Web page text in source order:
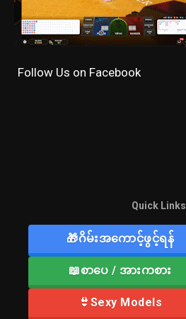
Follow Us on Facebook
Quick Links
🎁ဂိမ်းအကောင့်ဖွင့်ရန်
📖စာပေ / အားကစား
👙Sexy Models